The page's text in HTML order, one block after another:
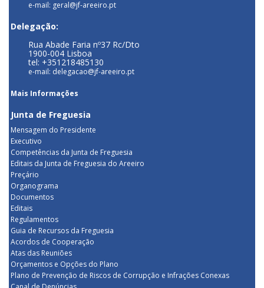
e-mail: geral@jf-areeiro.pt
Delegação:
Rua Abade Faria nº37 Rc/Dto
1900-004 Lisboa
tel: +351218485130
e-mail: delegacao@jf-areeiro.pt
Mais Informações
Junta de Freguesia
Mensagem do Presidente
Executivo
Competências da Junta de Freguesia
Editais da Junta de Freguesia do Areeiro
Preçário
Organograma
Documentos
Editais
Regulamentos
Guia de Recursos da Freguesia
Acordos de Cooperação
Atas das Reuniões
Orçamentos e Opções do Plano
Plano de Prevenção de Riscos de Corrupção e Infrações Conexas